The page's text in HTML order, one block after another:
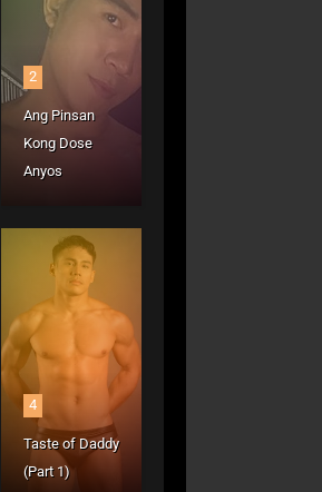
2
Ang Pinsan
Kong Dose
Anyos
4
Taste of Daddy
(Part 1)